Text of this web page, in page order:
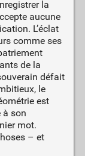
la
aucune
L’éclat
comme ses
de la
défait
le
est
à son
mot.
– et